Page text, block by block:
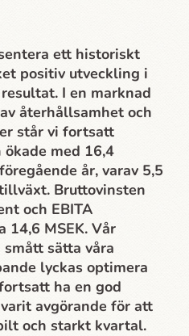
ett historiskt
positiv utveckling i
I en marknad
återhållsamhet och
står vi fortsatt
med 16,4
år, varav 5,5
Bruttovinsten
och EBITA
14,6 MSEK. Vår
sätta våra
lyckas optimera
ha en god
avgörande för att
och starkt kvartal.